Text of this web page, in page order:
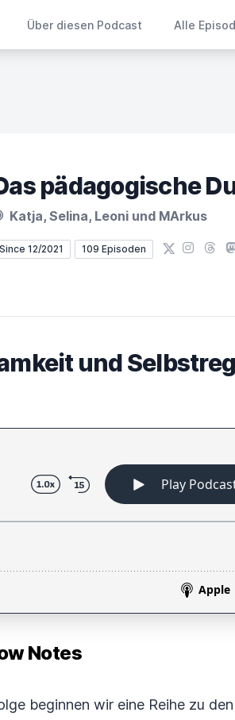
Über diesen Podcast Alle
pädagogische
Katja, Selina, Leoni und MArkus
Since 12/2021 109 Episoden X
und
Notes
beginnen wir eine Reihe zu